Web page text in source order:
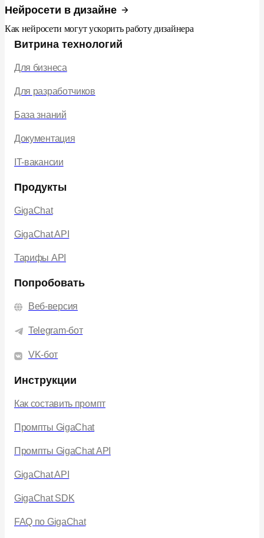
Нейросети в дизайне
Как нейросети могут ускорить работу дизайнера
Витрина технологий
Для бизнеса
Для разработчиков
База знаний
Документация
IT-вакансии
Продукты
GigaChat
GigaChat API
Тарифы API
Попробовать
Веб-версия
Telegram-бот
VK-бот
Инструкции
Как составить промпт
Промпты GigaChat
Промпты GigaChat API
GigaChat API
GigaChat SDK
FAQ по GigaChat